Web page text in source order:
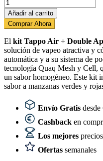
Añadir al carrito
Comprar Ahora
El kit Tappo Air + Double
solución de vapeo atractiva y
automática y a su sistema de
tecnología Quaq Mesh y Cell,
un sabor homogéneo. Este kit
sabor a manzanas verdes y
Envío Gratis desde
Cashback en
Los mejores precios
Ofertas semanales